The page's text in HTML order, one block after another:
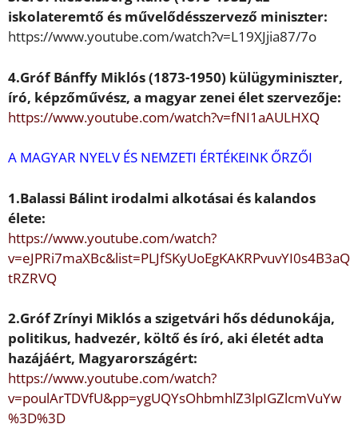
iskolateremtő és művelődésszervező miniszter:
https://www.youtube.com/watch?v=L19XJjia87/7o
4.Gróf Bánffy Miklós(1873-1950) külügyminiszter,
író, képzőművész, a magyar zenei élet szervezője:
https://www.youtube.com/watch?v=fNI1aAULHXQ
A MAGYAR NYELV ÉS NEMZETI ÉRTÉKEINK ŐRZŐI
1.Balassi Bálint irodalmi alkotásai és kalandos
élete:
https://www.youtube.com/watch?
v=eJPRi7maXBc&list=PLJfSKyUoEgKAKRPvuvYI0s4B3aQ
tRZRVQ
2.GrófZrínyi Miklósa szigetvári hősdédunokája,
politikus, hadvezér, költő és író, aki életét adta
hazájáért, Magyarországért:
https://www.youtube.com/watch?
v=poulArTDVfU&pp=ygUQYsOhbmhlZ3lpIGZlcmVuYw
%3D%3D